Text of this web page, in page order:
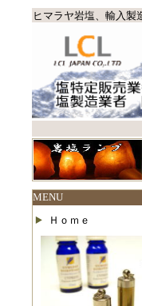
ヒマラヤ岩塩、輸入
MENU
Ｈｏｍｅ